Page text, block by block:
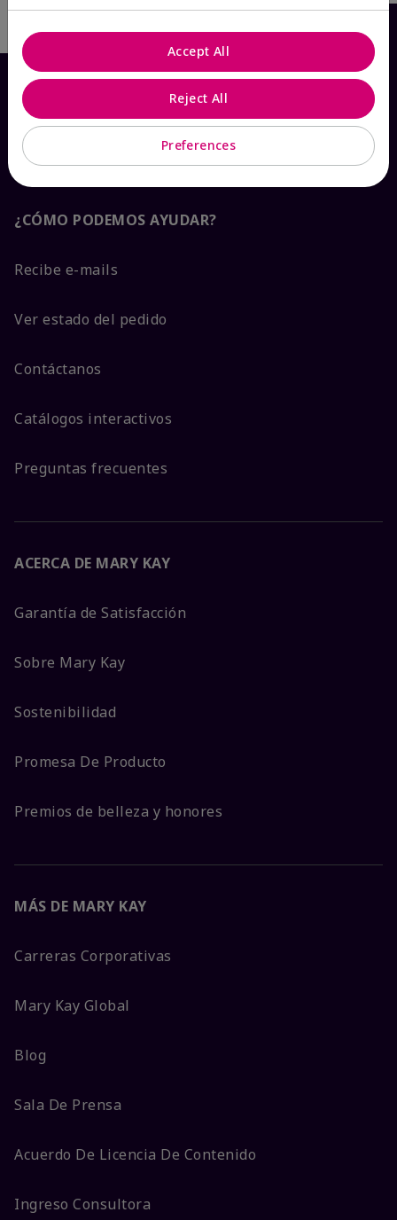
¿CÓMO PODEMOS AYUDAR?
Recibe e-mails
Ver estado del pedido
Contáctanos
Catálogos interactivos
Preguntas frecuentes
ACERCA DE MARY KAY
Garantía de Satisfacción
Sobre Mary Kay
Sostenibilidad
Promesa De Producto
Premios de belleza y honores
MÁS DE MARY KAY
Carreras Corporativas
Mary Kay Global
Blog
Sala De Prensa
Acuerdo De Licencia De Contenido
Ingreso Consultora
Preferences
Reject All
Accept All